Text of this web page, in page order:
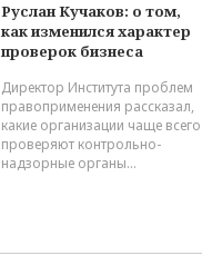
Руслан Кучаков: о том,
как изменился характер
проверок бизнеса
Директор Института проблем
правоприменения рассказал,
какие организации чаще всего
проверяют контрольно-
надзорные органы...